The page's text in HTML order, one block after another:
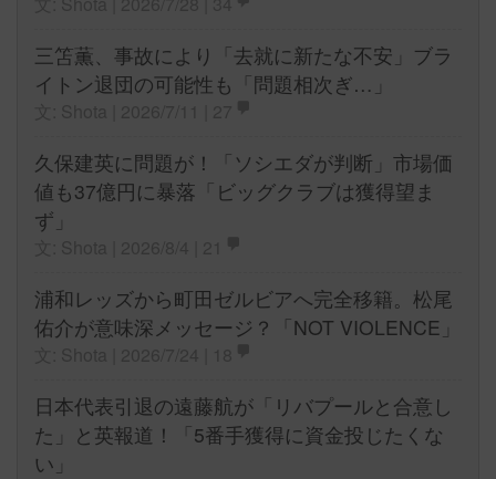
三笘薫、事故により「去就に新たな不安」ブラ
イトン退団の可能性も「問題相次ぎ…」
久保建英に問題が！「ソシエダが判断」市場価
値も37億円に暴落「ビッグクラブは獲得望ま
ず」
浦和レッズから町田ゼルビアへ完全移籍。松尾
佑介が意味深メッセージ？「NOT VIOLENCE」
日本代表引退の遠藤航が「リバプールと合意し
た」と英報道！「5番手獲得に資金投じたくな
い」